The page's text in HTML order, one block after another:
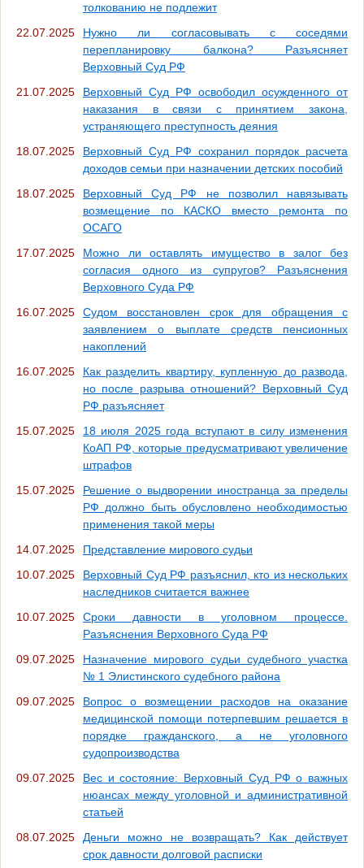
толкованию не подлежит
22.07.2025
Нужно ли согласовывать с соседями
перепланировку балкона? Разъясняет
Верховный Суд РФ
21.07.2025
Верховный Суд РФ освободил осужденного от
наказания в связи с принятием закона,
устраняющего преступность деяния
18.07.2025
Верховный Суд РФ сохранил порядок расчета
доходов семьи при назначении детских пособий
18.07.2025
Верховный Суд РФ не позволил навязывать
возмещение по КАСКО вместо ремонта по
ОСАГО
17.07.2025
Можно ли оставлять имущество в залог без
согласия одного из супругов? Разъяснения
Верховного Суда РФ
16.07.2025
Судом восстановлен срок для обращения с
заявлением о выплате средств пенсионных
накоплений
16.07.2025
Как разделить квартиру, купленную до развода,
но после разрыва отношений? Верховный Суд
РФ разъясняет
15.07.2025
18 июля 2025 года вступают в силу изменения
КоАП РФ, которые предусматривают увеличение
штрафов
15.07.2025
Решение о выдворении иностранца за пределы
РФ должно быть обусловлено необходимостью
применения такой меры
14.07.2025
Представление мирового судьи
10.07.2025
Верховный Суд РФ разъяснил, кто из нескольких
наследников считается важнее
10.07.2025
Сроки давности в уголовном процессе.
Разъяснения Верховного Суда РФ
09.07.2025
Назначение мирового судьи судебного участка
№ 1 Элистинского судебного района
09.07.2025
Вопрос о возмещении расходов на оказание
медицинской помощи потерпевшим решается в
порядке гражданского, а не уголовного
судопроизводства
09.07.2025
Вес и состояние: Верховный Суд РФ о важных
нюансах между уголовной и административной
статьей
08.07.2025
Деньги можно не возвращать? Как действует
срок давности долговой расписки